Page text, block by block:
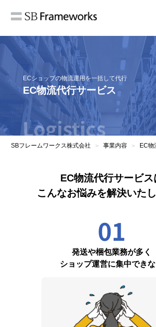
ECショップの物流運用を一括して代行
EC物流代行サービス
Logistics
SBフレームワークス株式会社 > 事業内容 > EC物
EC物流代行サービス
こんなお悩みを解決いたし
01
発送や梱包業務が多く
ショップ運営に集中でき